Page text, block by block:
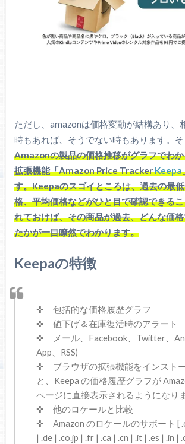
ただし、amazonは価格変動が結構あり、
時もあれば、そうでない時もあります。
Amazonの製品の価格推移がグラフでわ
拡張機能「Amazon Price TrackerKeepa
す。Keepaのスゴイところは、過去の最
格、平均価格などがひと目で確認できる
れておけば、その商品が過去、どんな価
たかが一目瞭然でわかります。
Keepaの特徴
✜ 包括的な価格履歴グラフ
✜ 値下げ＆在庫復活時のアラート
✜ メール、Facebook、Twitter、
App、RSS)
✜ ブラウザの拡張機能をインスト
と、Keepa の価格履歴グラフが
ページに直接表示されるようになり
✜ 他のロケールと比較
✜ Amazon のロケールのサポート [
| .de | .co.jp | .fr | .ca | .cn | .it | .es | .in |